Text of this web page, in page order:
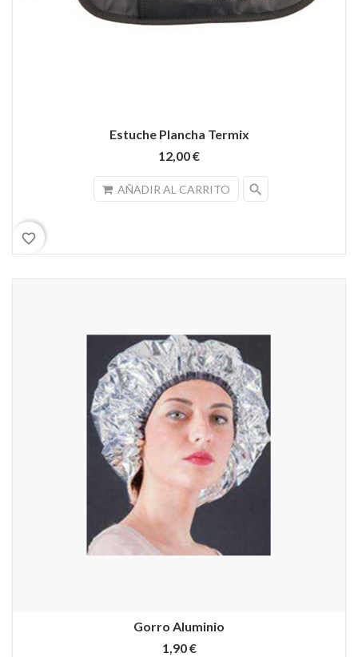
Estuche Plancha Termix
12,00 €
AÑADIR AL CARRITO search
favorite_border
Gorro Aluminio
1,90 €